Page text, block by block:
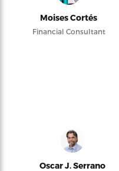
Moises Cortés
Financial Consultant
Oscar J. Serrano